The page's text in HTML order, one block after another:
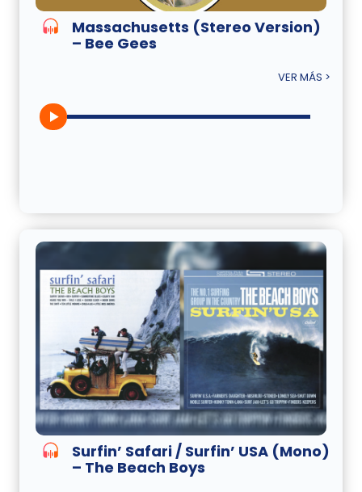
Massachusetts (Stereo Version)
– Bee Gees
VER MÁS >
Surfin’ Safari / Surfin’ USA (Mono)
– The Beach Boys